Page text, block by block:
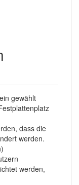
gewählt
dass die
werden.
werden,